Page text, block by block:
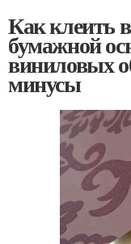
Как клеить
бумажной
виниловых
минусы